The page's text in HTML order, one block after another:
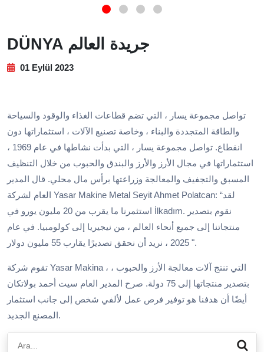
DÜNYA جريدة العالم
01 Eylül 2023
تواصل مجموعة يسار ، التي تضم قطاعات الغذاء والوقود والسياحة
والطاقة المتجددة والبناء ، وخاصة تصنيع الآلات ، استثماراتها دون
انقطاع. تواصل مجموعة يسار ، التي بدأت نشاطها في عام 1969 ،
استثماراتها في مجال الأرز والأرز والبندق والحبوب من خلال التنظيف
المسبق والتجفيف والمعالجة وزراعتها برأس مال محلي. قال المدير
العام لشركة Yasar Makine Metal Seyit Ahmet Polatcan: “لقد
استثمرنا ما يقرب من 20 مليون يورو في İlkadım. نقوم بتصدير
منتجاتنا إلى جميع أنحاء العالم ، من نيجيريا إلى كولومبيا. في عام
2025 ، نريد أن نحقق تصديرًا يقارب 55 مليون دولار ".
تقوم شركة Yasar Makina ، التي تنتج آلات معالجة الأرز والحبوب ،
بتصدير منتجاتها إلى 75 دولة. صرح المدير العام سيت أحمد بولاتكان
أيضًا أن هدفنا هو توفير فرص عمل لألفي شخص إلى جانب استثمار
المصنع الجديد.